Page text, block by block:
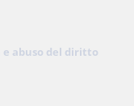
abuso del diritto